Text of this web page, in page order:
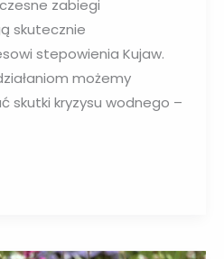
zabiegi
skutecznie
stepowienia Kujaw.
możemy
skutki kryzysu wodnego –